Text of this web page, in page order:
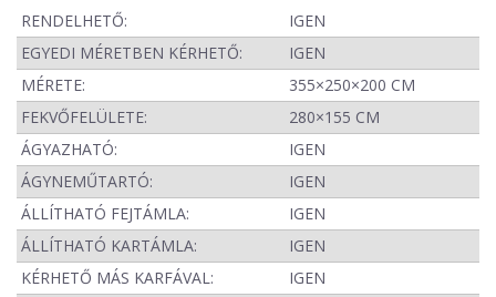
RENDELHETŐ:
IGEN
EGYEDI MÉRETBEN KÉRHETŐ:
IGEN
MÉRETE:
355×250×200 CM
FEKVŐFELÜLETE:
280×155 CM
ÁGYAZHATÓ:
IGEN
ÁGYNEMŰTARTÓ:
IGEN
ÁLLÍTHATÓ FEJTÁMLA:
IGEN
ÁLLÍTHATÓ KARTÁMLA:
IGEN
KÉRHETŐ MÁS KARFÁVAL:
IGEN